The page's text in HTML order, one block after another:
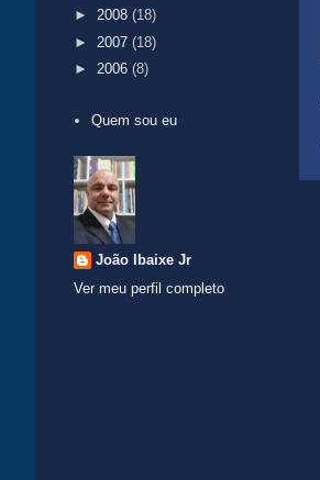
► 2008 (18)
► 2007 (18)
► 2006 (8)
Quem sou eu
João Ibaixe Jr
Ver meu perfil completo